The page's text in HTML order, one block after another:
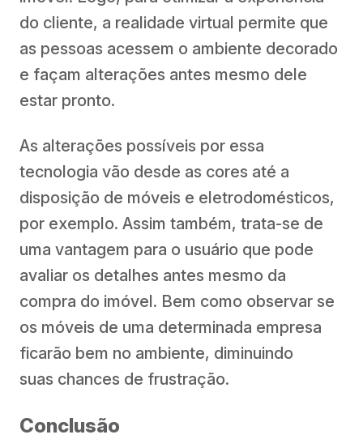
do cliente, a realidade virtual permite que
as pessoas acessem o ambiente decorado
e façam alterações antes mesmo dele
estar pronto.
As alterações possíveis por essa
tecnologia vão desde as cores até a
disposição de móveis e eletrodomésticos,
por exemplo. Assim também, trata-se de
uma vantagem para o usuário que pode
avaliar os detalhes antes mesmo da
compra do imóvel. Bem como observar se
os móveis de uma determinada empresa
ficarão bem no ambiente, diminuindo
suas chances de frustração.
Conclusão